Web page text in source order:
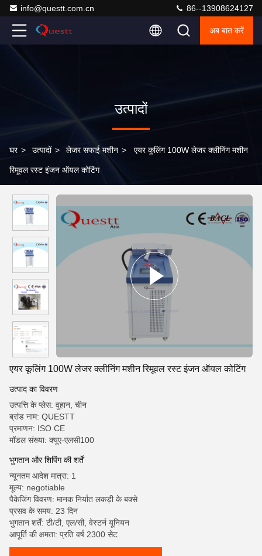
info@questt.com.cn 86--13908624127
अब बात करें
उत्पादों
घर > उत्पादों > लेजर सफाई मशीन > एयर कूलिंग 100W लेजर क्लीनिंग मशीन
रिमूवल रस्ट इंजन ऑयल कोटिंग
एयर कूलिंग 100W लेजर क्लीनिंग मशीन रिमूवल रस्ट इंजन ऑयल कोटिंग
उत्पाद का विवरण
उत्पत्ति के प्लेस: वुहान, चीन
ब्रांड नाम: QUESTT
प्रमाणन: ISO CE
मॉडल संख्या: क्यूए-एलसी100
भुगतान और शिपिंग की शर्तें
न्यूनतम आदेश मात्रा: 1
मूल्य: negotiable
पैकेजिंग विवरण: मानक निर्यात लकड़ी के बक्से
प्रसव के समय: 23 दिन
भुगतान शर्तें: टी/टी, एल/सी, वेस्टर्न यूनियन
आपूर्ति की क्षमता: प्रति वर्ष 2300 सेट